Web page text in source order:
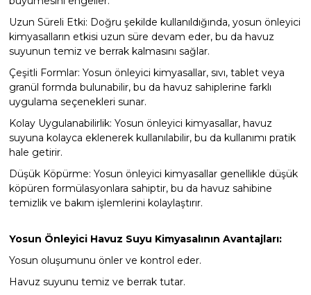
Havuz
Jakuzi Sauna
Kartuş Filtreler
Yangın Pompası
Uzun Süreli Etki: Doğru şekilde kullanıldığında, yosun önleyici
kimyasalların etkisi uzun süre devam eder, bu da havuz
suyunun temiz ve berrak kalmasını sağlar.
Çeşitli Formlar: Yosun önleyici kimyasallar, sıvı, tablet veya
granül formda bulunabilir, bu da havuz sahiplerine farklı
uygulama seçenekleri sunar.
Kolay Uygulanabilirlik: Yosun önleyici kimyasallar, havuz
suyuna kolayca eklenerek kullanılabilir, bu da kullanımı pratik
hale getirir.
Düşük Köpürme: Yosun önleyici kimyasallar genellikle düşük
köpüren formülasyonlara sahiptir, bu da havuz sahibine
temizlik ve bakım işlemlerini kolaylaştırır.
Yosun Önleyici Havuz Suyu Kimyasalının Avantajları:
Yosun oluşumunu önler ve kontrol eder.
Havuz suyunu temiz ve berrak tutar.